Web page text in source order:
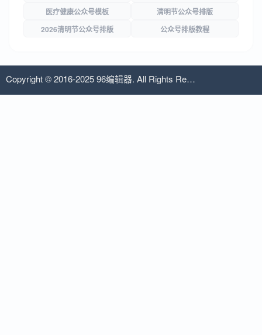
医疗健康公众号模板
清明节公众号排版
2026清明节公众号排版
公众号排版教程
Copyright © 2016-2025 96编辑器. All Rights Reserved.